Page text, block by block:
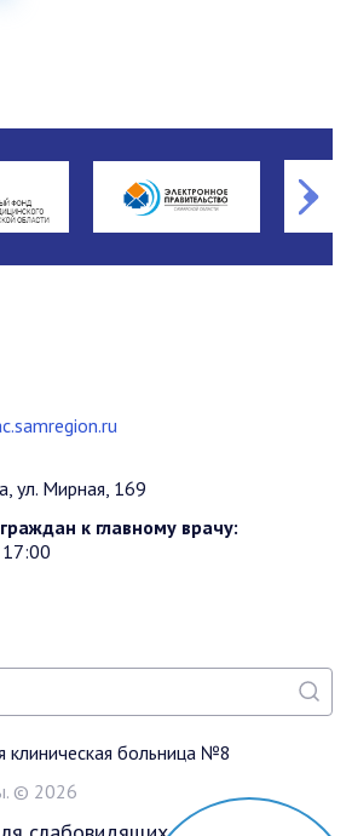
клиническая больница №8
© 2026
ул. Мирная, 169
к главному врачу: